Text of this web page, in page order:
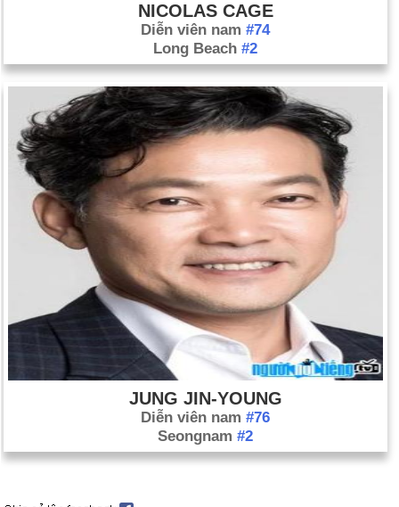
NICOLAS CAGE
Diễn viên nam #74
Long Beach #2
JUNG JIN-YOUNG
Diễn viên nam #76
Seongnam #2